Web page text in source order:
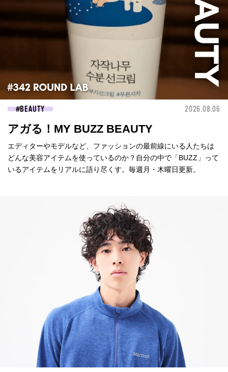
BEAUTY 2026.08.06
アガる！MY BUZZ BEAUTY
エディターやモデルなど、ファッションの最前線にいる人たちは
どんな美容アイテムを使っているのか？自分の中で「BUZZ」って
いるアイテムをリアルに語り尽くす。毎週月・木曜日更新。